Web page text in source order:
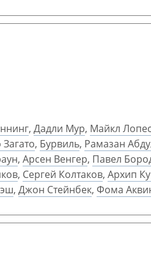
, Дадли Мур, Майкл
Загато, Бурвиль, Рамазан
, Арсен Венгер, Павел
, Сергей Колтаков, Архип
, Джон Стейнбек, Фома